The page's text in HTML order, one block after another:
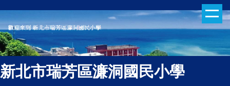
到
主
要
內
容
區
新北市瑞芳區濂洞國民小學